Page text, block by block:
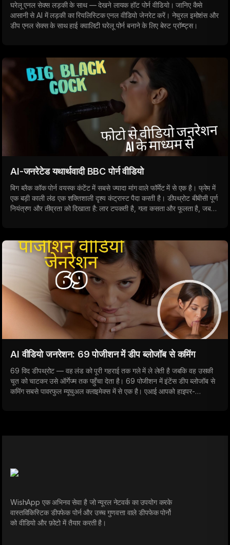
घरेलू एनल सेक्स लड़की के साथ — देखने लायक हॉट पोर्न वीडियो। जानिए कैसे
आसानी से AI में लड़की का रियलिस्टिक एनल वीडियो जेनरेट करें। नेचुरल इमोशंस और
डीप एनल सेक्स के साथ हाई क्वालिटी घरेलू पोर्न बनाने के लिए बेस्ट प्रॉम्प्ट्स।
AI-जनरेटेड यथार्थवादी BBC पोर्न वीडियो
बिग ब्लैक कॉक पोर्न वयस्क कंटेंट में सबसे ज्यादा मांग वाले फॉर्मेट में से एक है। फ्रेम में
एक बड़ी काली लंड एक शक्तिशाली दृश्य कंट्रास्ट पैदा करती है। डीपथ्रोट बीबीसी पूर्ण
नियंत्रण और तीव्रता को दिखाता है: लार टपकती है, गला कसता और फूलता है, जबकि
AI वीडियो जनरेशन: 69 पोजीशन में डीप ब्लोजॉब से कमिंग
69 विद डीपथ्रोट — वह लंड को पूरी गहराई तक गले में ले लेती है जबकि वह उसकी
चूत को चाटकर उसे ऑर्गेज्म तक पहुँचा देता है। 69 पोजीशन में इंटेंस डीप ब्लोजॉब से
कमिंग सबसे पावरफुल म्यूचुअल क्लाइमेक्स में से एक है। एआई आपको हाइपर-
WishApp एक अभिनव सेवा है जो न्यूरल नेटवर्क का उपयोग करके
वास्तविकिस्टिक डीपफेक पोर्न और उच्च गुणवत्ता वाले डीपफेक पोर्नो
को वीडियो और फ़ोटो में तैयार करती है।